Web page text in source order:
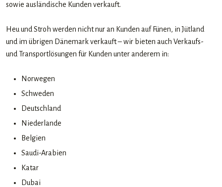
sowie ausländische Kunden verkauft.
Heu und Stroh werden nicht nur an Kunden auf Fünen, in Jütland
und im übrigen Dänemark verkauft – wir bieten auch Verkaufs-
und Transportlösungen für Kunden unter anderem in:​
Norwegen
Schweden
Deutschland
Niederlande
Belgien
Saudi-Arabien
Katar
Dubai